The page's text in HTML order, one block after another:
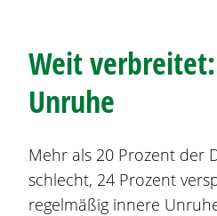
Weit
Unruhe
Mehr als 20 Prozent der
schlecht, 24 Prozent
regelmäßig innere